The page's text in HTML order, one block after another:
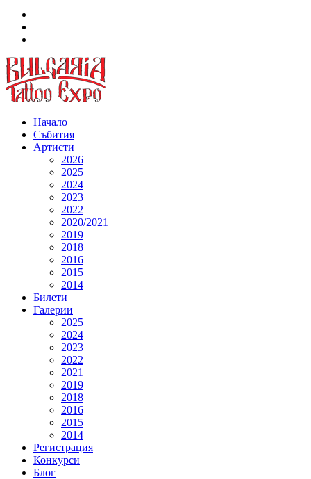
Начало
Събития
Артисти
2026
2025
2024
2023
2022
2020/2021
2019
2018
2016
2015
2014
Билети
Галерии
2025
2024
2023
2022
2021
2019
2018
2016
2015
2014
Регистрация
Конкурси
Блог